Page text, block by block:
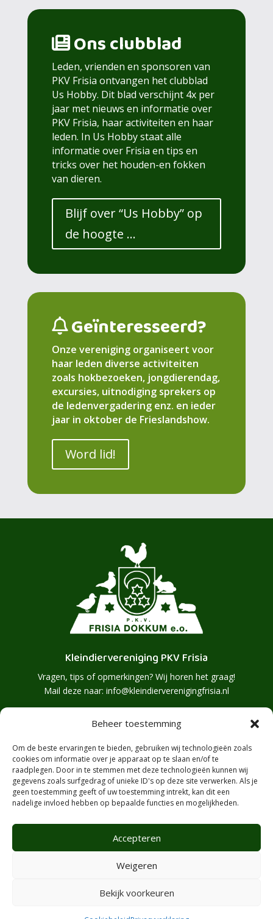
Beheer toestemming
Om de beste ervaringen te bieden, gebruiken wij technologieën zoals
cookies om informatie over je apparaat op te slaan en/of te
raadplegen. Door in te stemmen met deze technologieën kunnen wij
gegevens zoals surfgedrag of unieke ID's op deze site verwerken. Als je
geen toestemming geeft of uw toestemming intrekt, kan dit een
nadelige invloed hebben op bepaalde functies en mogelijkheden.
Accepteren
Weigeren
Bekijk voorkeuren
Geïnteresseerd?
Onze vereniging organiseert voor
haar leden diverse activiteiten
zoals hokbezoeken, jongdierendag,
excursies, uitnodiging sprekers op
de ledenvergadering enz. en ieder
jaar in oktober de Frieslandshow.
Word lid!
Ons clubblad
Leden, vrienden en sponsoren van
PKV Frisia ontvangen het clubblad
Us Hobby. Dit blad verschijnt 4x per
jaar met nieuws en informatie over
PKV Frisia, haar activiteiten en haar
leden. In Us Hobby staat alle
informatie over Frisia en tips en
tricks over het houden-en fokken
van dieren.
Blijf over “Us Hobby” op
de hoogte …
Kleindiervereniging PKV Frisia
Vragen, tips of opmerkingen? Wij horen het graag!
Mail deze naar: info@kleindierverenigingfrisia.nl
Over ons
Historie
Clubblad
Bestuur
Nieuwsbrief
Links
Leden
Lid worden?
Vrienden
Vriend worden?
Sponsoren